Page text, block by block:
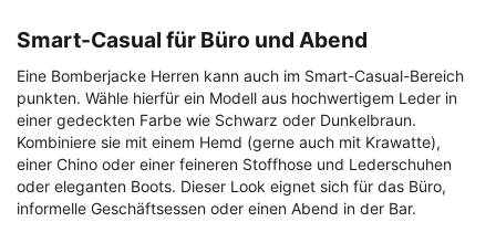
Smart-Casual für Büro und Abend
Eine Bomberjacke Herren kann auch im Smart-Casual-Bereich
punkten. Wähle hierfür ein Modell aus hochwertigem Leder in
einer gedeckten Farbe wie Schwarz oder Dunkelbraun.
Kombiniere sie mit einem Hemd (gerne auch mit Krawatte),
einer Chino oder einer feineren Stoffhose und Lederschuhen
oder eleganten Boots. Dieser Look eignet sich für das Büro,
informelle Geschäftsessen oder einen Abend in der Bar.